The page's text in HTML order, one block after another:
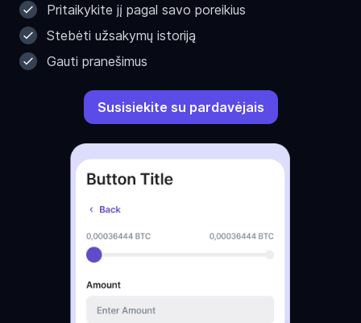
Pritaikykite jį pagal savo poreikius
Stebėti užsakymų istoriją
Gauti pranešimus
Susisiekite su pardavėjais